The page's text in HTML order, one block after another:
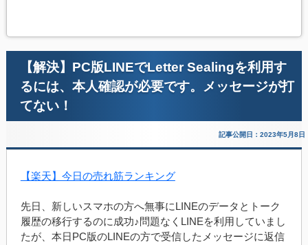
【解決】PC版LINEでLetter Sealingを利用す
るには、本人確認が必要です。メッセージが打
てない！
記事公開日：2023年5月8日
【楽天】今日の売れ筋ランキング
先日、新しいスマホの方へ無事にLINEのデータとトーク
履歴の移行するのに成功♪問題なくLINEを利用していまし
たが、本日PC版のLINEの方で受信したメッセージに返信